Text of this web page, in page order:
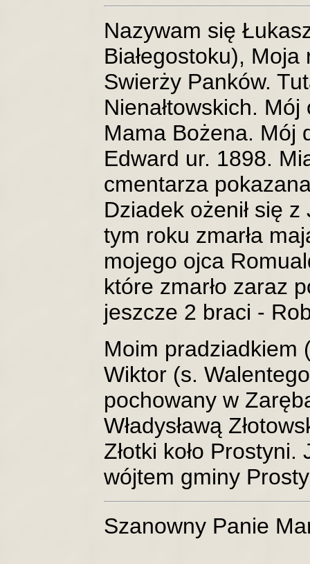
Nazywam się
Białegostoku),
Swierży Panków.
Nienałtowskich.
Mama Bożena. Mój
Edward ur. 1898.
cmentarza
Dziadek ożenił się
tym roku zmarła
mojego ojca
które zmarło zaraz
jeszcze 2 braci -
Moim pradziadkiem
Wiktor (s.
pochowany w
Władysławą
Złotki koło
wójtem gminy
Szanowny Panie